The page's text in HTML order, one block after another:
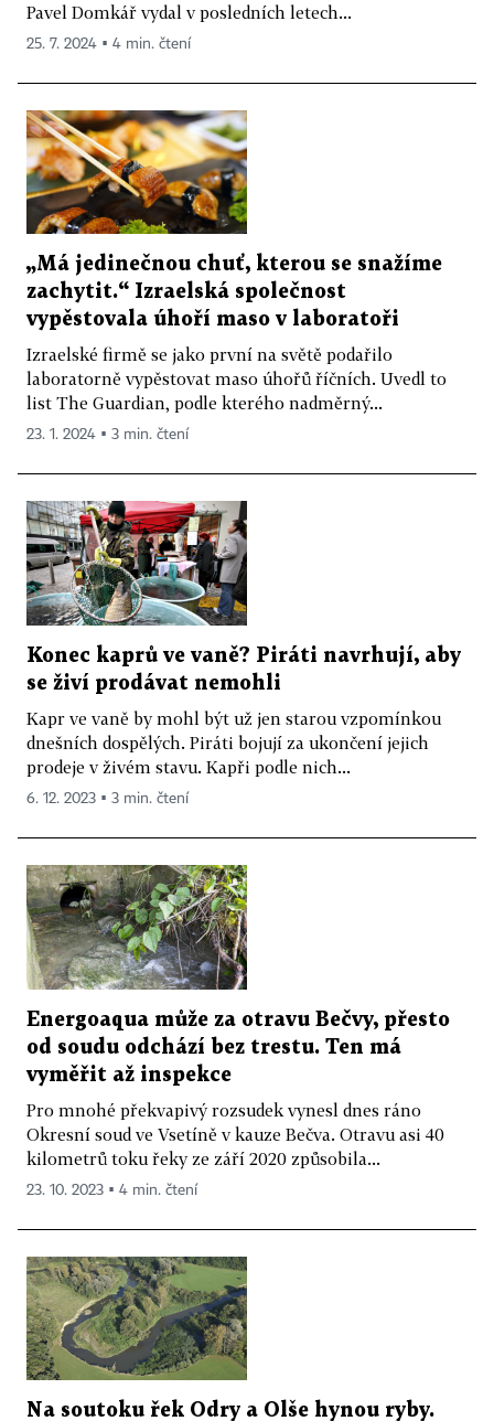
Pavel Domkář vydal v posledních letech...
25. 7. 2024 ▪ 4 min. čtení
„Má jedinečnou chuť, kterou se snažíme
zachytit.“ Izraelská společnost
vypěstovala úhoří maso v laboratoři
Izraelské firmě se jako první na světě podařilo
laboratorně vypěstovat maso úhořů říčních. Uvedl to
list The Guardian, podle kterého nadměrný...
23. 1. 2024 ▪ 3 min. čtení
Konec kaprů ve vaně? Piráti navrhují, aby
se živí prodávat nemohli
Kapr ve vaně by mohl být už jen starou vzpomínkou
dnešních dospělých. Piráti bojují za ukončení jejich
prodeje v živém stavu. Kapři podle nich...
6. 12. 2023 ▪ 3 min. čtení
Energoaqua může za otravu Bečvy, přesto
od soudu odchází bez trestu. Ten má
vyměřit až inspekce
Pro mnohé překvapivý rozsudek vynesl dnes ráno
Okresní soud ve Vsetíně v kauze Bečva. Otravu asi 40
kilometrů toku řeky ze září 2020 způsobila...
23. 10. 2023 ▪ 4 min. čtení
Na soutoku řek Odry a Olše hynou ryby.